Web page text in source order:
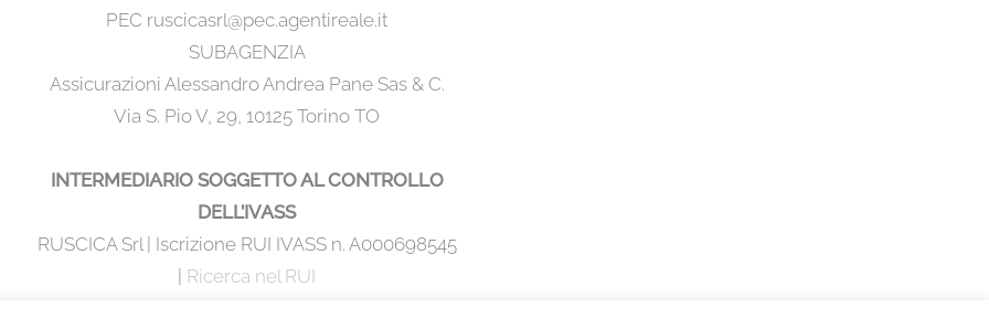
PEC ruscicasrl@pec.agentireale.it
SUBAGENZIA
Assicurazioni Alessandro Andrea Pane Sas & C.
Via S. Pio V, 29, 10125 Torino TO
INTERMEDIARIO SOGGETTO AL CONTROLLO
DELL’IVASS
RUSCICA Srl | Iscrizione RUI IVASS n. A000698545
| Ricerca nel RUI